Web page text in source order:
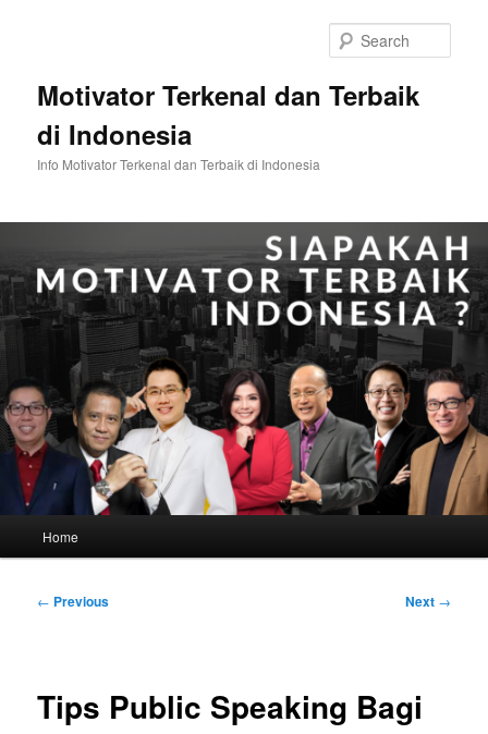
Motivator Terkenal dan Terbaik
di Indonesia
Info Motivator Terkenal dan Terbaik di Indonesia
Home
Post
← Previous Next →
Tips Public Speaking Bagi